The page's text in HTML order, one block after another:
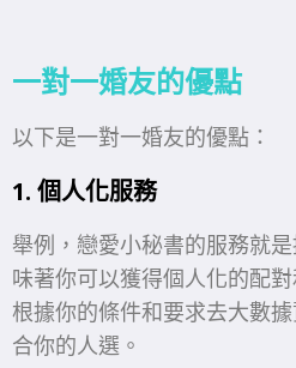
一對一婚友的優點
以下是一對一婚友的優點：
1. 個人化服務
舉例，戀愛小秘書的服務就
味著你可以獲得個人化的配
根據你的條件和要求去大數
合你的人選。